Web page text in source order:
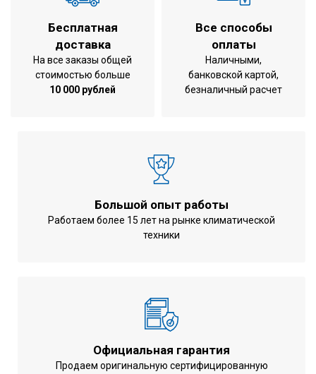
Бесплатная
доставка
На все заказы общей
стоимостью больше
10 000 рублей
Все способы
оплаты
Наличными,
банковской картой,
безналичный расчет
Большой опыт работы
Работаем более 15 лет на рынке климатической
техники
Официальная гарантия
Продаем оригинальную сертифицированную